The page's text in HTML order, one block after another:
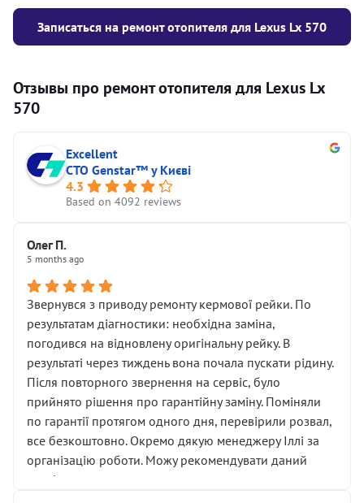
Записаться на ремонт отопителя для Lexus Lx 570
Отзывы про ремонт отопителя для Lexus Lx
570
Excellent
СТО Genstar™ у Києві
4.3
Based on 4092 reviews
Олег П.
5 months ago
Звернувся з приводу ремонту кермової рейки. По
результатам діагностики: необхідна заміна,
погодився на відновлену оригінальну рейку. В
результаті через тиждень вона почала пускати рідину.
Після повторного звернення на сервіс, було
прийнято рішення про гарантійну заміну. Поміняли
по гарантії протягом одного дня, перевірили розвал,
все безкоштовно. Окремо дякую менеджеру Іллі за
організацію роботи. Можу рекомендувати даний
сервіс.